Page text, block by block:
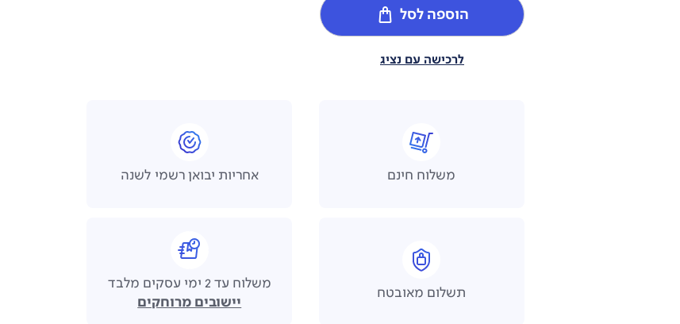
הוספה לסל
לרכישה עם נציג
משלוח חינם אחריות יבואן רשמי לשנה
תשלום מאובטח
משלוח עד 2 ימי עסקים מלבד
יישובים מרוחקים